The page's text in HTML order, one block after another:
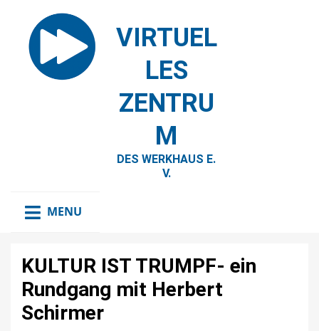
VIRTUEL
LES
ZENTRU
M
DES WERKHAUS E.
V.
MENU
KULTUR IST TRUMPF- ein
Rundgang mit Herbert
Schirmer